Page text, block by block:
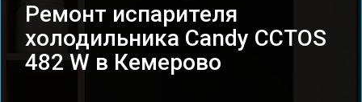
Ремонт испарителя
холодильника Candy CCTOS
482 W в Кемерово